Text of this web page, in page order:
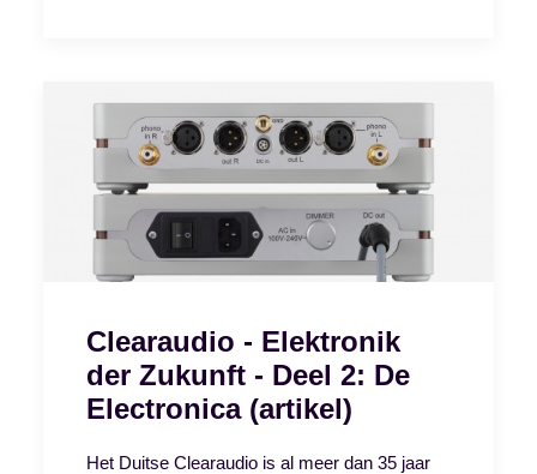
Clearaudio - Elektronik
der Zukunft - Deel 2: De
Electronica (artikel)
Het Duitse Clearaudio is al meer dan 35 jaar